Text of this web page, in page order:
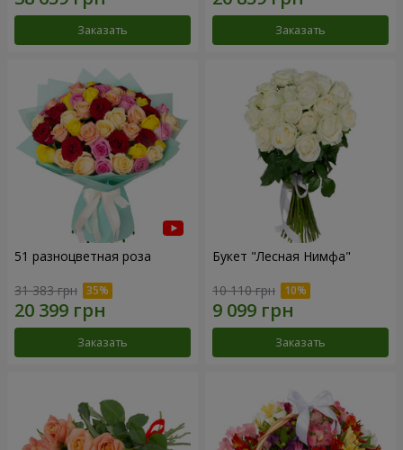
Заказать Заказать
51 разноцветная роза
31 383 грн
Заказать
Букет "Лесная Нимфа"
10 110 грн
Заказать